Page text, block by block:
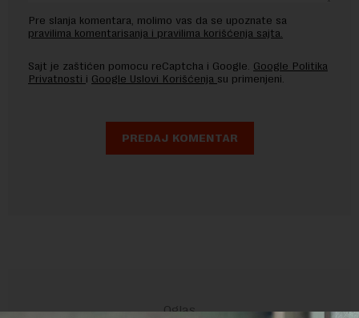
Pre slanja komentara, molimo vas da se upoznate sa
pravilima komentarisanja i pravilima korišćenja sajta.
Sajt je zaštićen pomocu reCaptcha i Google. Google Politika
Privatnosti i Google Uslovi Korišćenja su primenjeni.